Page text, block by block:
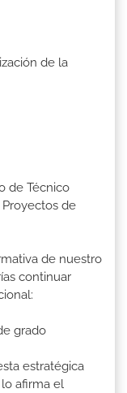
de la
de Técnico
de
de nuestro
continuar
grado
estratégica
afirma el